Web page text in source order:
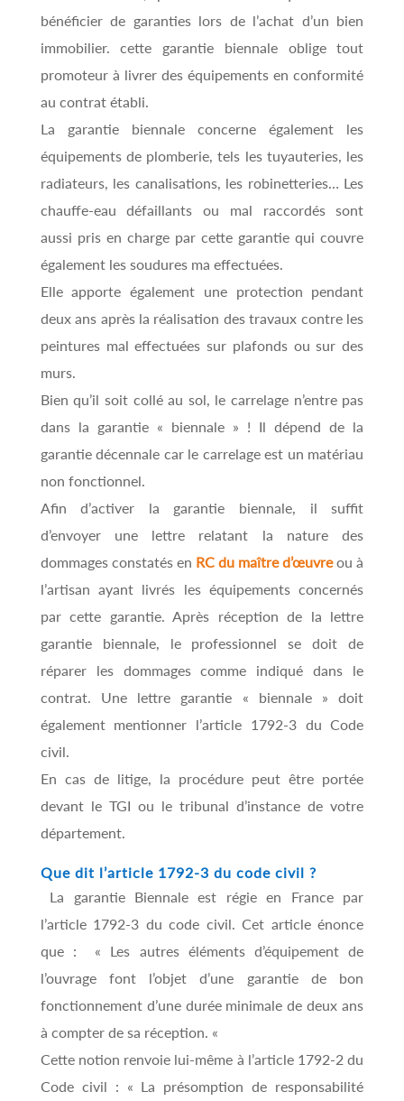
bénéficier de garanties lors de l’achat d’un bien
immobilier. cette garantie biennale oblige tout
promoteur à livrer des équipements en conformité
au contrat établi.
La garantie biennale concerne également les
équipements de plomberie, tels les tuyauteries, les
radiateurs, les canalisations, les robinetteries… Les
chauffe-eau défaillants ou mal raccordés sont
aussi pris en charge par cette garantie qui couvre
également les soudures ma effectuées.
Elle apporte également une protection pendant
deux ans après la réalisation des travaux contre les
peintures mal effectuées sur plafonds ou sur des
murs.
Bien qu’il soit collé au sol, le carrelage n’entre pas
dans la garantie « biennale » ! Il dépend de la
garantie décennale car le carrelage est un matériau
non fonctionnel.
Afin d’activer la garantie biennale, il suffit
d’envoyer une lettre relatant la nature des
dommages constatés en RC du maître d’œuvreou à
l’artisan ayant livrés les équipements concernés
par cette garantie. Après réception de la lettre
garantie biennale, le professionnel se doit de
réparer les dommages comme indiqué dans le
contrat. Une lettre garantie « biennale » doit
également mentionner l’article 1792-3 du Code
civil.
En cas de litige, la procédure peut être portée
devant le TGI ou le tribunal d’instance de votre
département.
Que dit l’article 1792-3 du code civil ?
La garantie Biennale est régie en France par
l’article 1792-3 du code civil. Cet article énonce
que : « Les autres éléments d’équipement de
l’ouvrage font l’objet d’une garantie de bon
fonctionnement d’une durée minimale de deux ans
à compter de sa réception. «
Cette notion renvoie lui-même à l’article 1792-2 du
Code civil : « La présomption de responsabilité